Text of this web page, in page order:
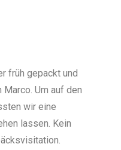
früh gepackt und
Marco. Um auf den
wir eine
lassen. Kein